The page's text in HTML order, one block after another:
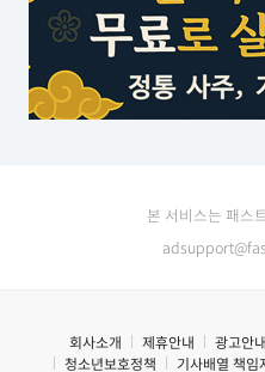
본 서비스는 패스
회사소개 제휴안내 광고안내
청소년보호정책
기사배열 책임